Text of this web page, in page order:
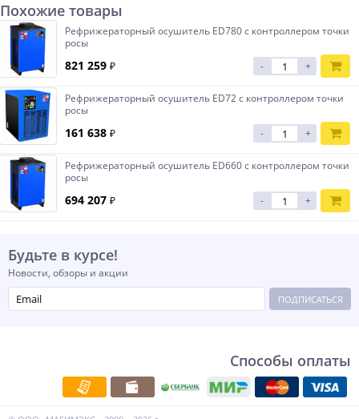
Похожие товары
Рефрижераторный осушитель ED780 с контроллером точки
росы
821 259 ₽ - +
Рефрижераторный осушитель ED72 с контроллером точки
росы
161 638 ₽ - +
Рефрижераторный осушитель ED660 с контроллером точки
росы
694 207 ₽ - +
Будьте в курсе!
Новости, обзоры и акции
ПОДПИСАТЬСЯ
Способы оплаты